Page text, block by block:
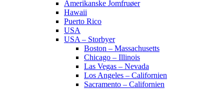
Amerikanske Jomfruøer
Hawaii
Puerto Rico
USA
USA – Storbyer
Boston – Massachusetts
Chicago – Illinois
Las Vegas – Nevada
Los Angeles – Californien
Sacramento – Californien